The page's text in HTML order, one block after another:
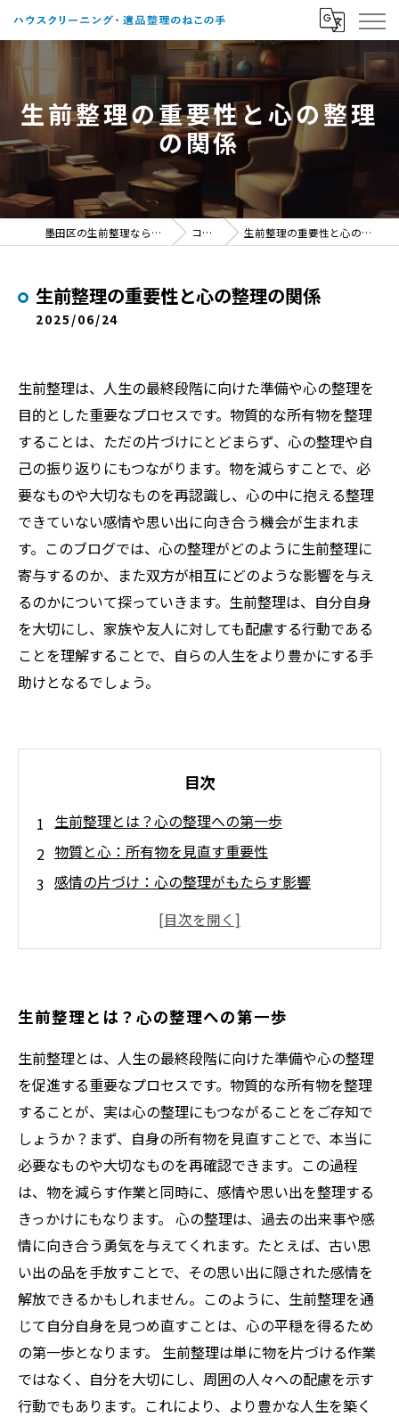
生前整理の重要性と心の整理
の関係
墨田区の生前整理ならねこの手 コラム 生前整理の重要性と心の整理の関係
生前整理の重要性と心の整理の関係
2025/06/24
生前整理は、人生の最終段階に向けた準備や心の整理を
目的とした重要なプロセスです。物質的な所有物を整理
することは、ただの片づけにとどまらず、心の整理や自
己の振り返りにもつながります。物を減らすことで、必
要なものや大切なものを再認識し、心の中に抱える整理
できていない感情や思い出に向き合う機会が生まれま
す。このブログでは、心の整理がどのように生前整理に
寄与するのか、また双方が相互にどのような影響を与え
るのかについて探っていきます。生前整理は、自分自身
を大切にし、家族や友人に対しても配慮する行動である
ことを理解することで、自らの人生をより豊かにする手
助けとなるでしょう。
目次
生前整理とは？心の整理への第一歩
物質と心：所有物を見直す重要性
感情の片づけ：心の整理がもたらす影響
生前整理と自己反省：自分を見つめ直す時間
生前整理で得られる心の安らぎ：未来を見据え
た新たなスタート
生前整理とは？心の整理への第一歩
生前整理とは、人生の最終段階に向けた準備や心の整理
を促進する重要なプロセスです。物質的な所有物を整理
することが、実は心の整理にもつながることをご存知で
しょうか？まず、自身の所有物を見直すことで、本当に
必要なものや大切なものを再確認できます。この過程
は、物を減らす作業と同時に、感情や思い出を整理する
きっかけにもなります。 心の整理は、過去の出来事や感
情に向き合う勇気を与えてくれます。たとえば、古い思
い出の品を手放すことで、その思い出に隠された感情を
解放できるかもしれません。このように、生前整理を通
じて自分自身を見つめ直すことは、心の平穏を得るため
の第一歩となります。 生前整理は単に物を片づける作業
ではなく、自分を大切にし、周囲の人々への配慮を示す
行動でもあります。これにより、より豊かな人生を築く